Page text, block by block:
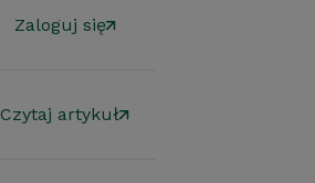
Zaloguj się
Czytaj artykuł